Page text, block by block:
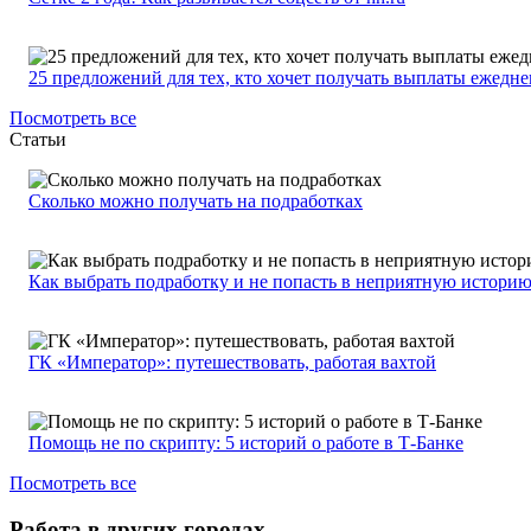
25 предложений для тех, кто хочет получать выплаты
Посмотреть все
Статьи
Сколько можно получать на подработках
Как выбрать подработку и не попасть в неприятную историю
ГК «Император»: путешествовать, работая вахтой
Помощь не по скрипту: 5 историй о работе в Т-Банке
Посмотреть все